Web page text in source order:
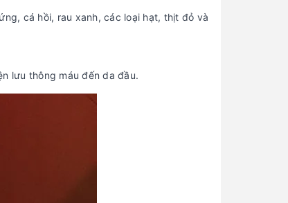
cá hồi, rau xanh, các loại hạt, thịt đỏ và
lưu thông máu đến da đầu.